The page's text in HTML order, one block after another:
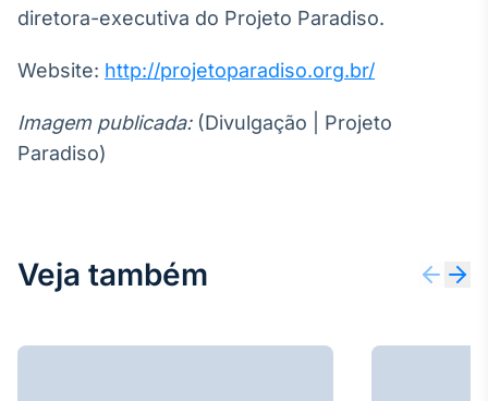
diretora-executiva do Projeto Paradiso.
Website: http://projetoparadiso.org.br/
Imagem publicada:(Divulgação | Projeto
Paradiso)
Veja também